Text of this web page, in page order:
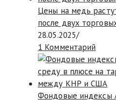
Цены на медь
после двух
28.05.2025/
1 Комментарий
Фондовые индексы